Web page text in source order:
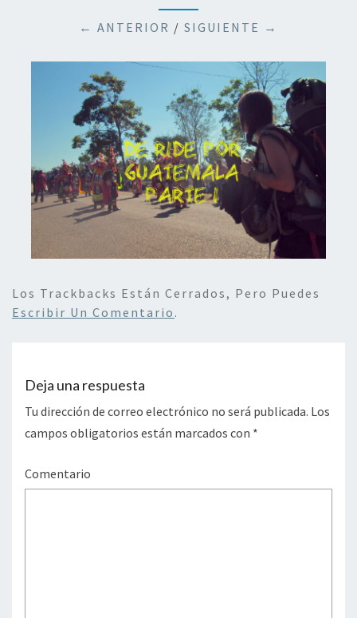
← ANTERIOR / SIGUIENTE →
Los Trackbacks Están Cerrados, Pero Puedes
Escribir Un Comentario .
Deja una respuesta
Tu dirección de correo electrónico no será publicada. Los
campos obligatorios están marcados con *
Comentario